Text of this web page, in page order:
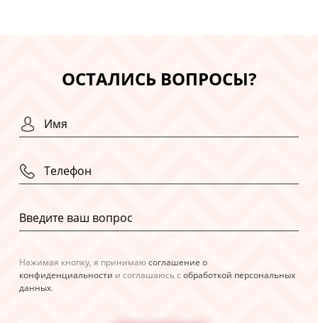
ОСТАЛИСЬ ВОПРОСЫ?
Нажимая кнопку, я принимаюсоглашение о
конфиденциальности и соглашаюсь с обработкой персональных
данных.